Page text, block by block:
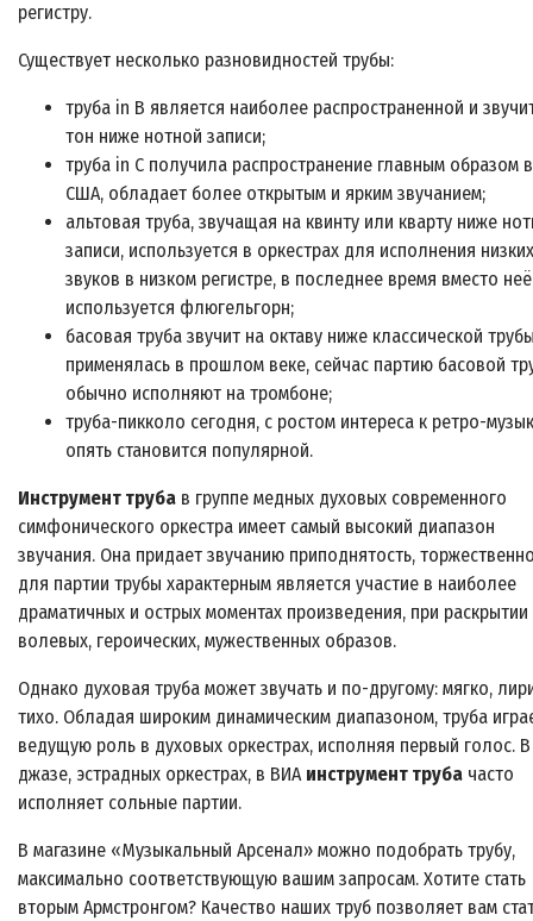
регистру.
Существует несколько разновидностей трубы:
труба in B является наиболее распространенной и
тон ниже нотной записи;
труба in C получила распространение главным образом в
США, обладает более открытым и ярким звучанием;
альтовая труба, звучащая на квинту или кварту ниже
записи, используется в оркестрах для исполнения низких
звуков в низком регистре, в последнее время вместо неё
используется флюгельгорн;
басовая труба звучит на октаву ниже классической
применялась в прошлом веке, сейчас партию басовой
обычно исполняют на тромбоне;
труба-пикколо сегодня, с ростом интереса к ретро-
опять становится популярной.
Инструмент труба в группе медных духовых современного
симфонического оркестра имеет самый высокий диапазон
звучания. Она придает звучанию приподнятость,
для партии трубы характерным является участие в наиболее
драматичных и острых моментах произведения, при раскрытии
волевых, героических, мужественных образов.
Однако духовая труба может звучать и по-другому: мягко,
тихо. Обладая широким динамическим диапазоном, труба
ведущую роль в духовых оркестрах, исполняя первый голос. В
джазе, эстрадных оркестрах, в ВИА инструмент труба часто
исполняет сольные партии.
В магазине «Музыкальный Арсенал» можно подобрать трубу,
максимально соответствующую вашим запросам. Хотите стать
вторым Армстронгом? Качество наших труб позволяет вам